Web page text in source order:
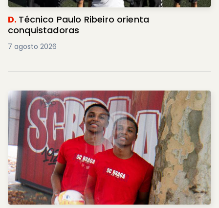
D. Técnico Paulo Ribeiro orienta
conquistadoras
7 agosto 2026